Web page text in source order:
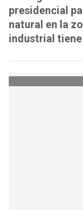
presidencial
natural en la
industrial